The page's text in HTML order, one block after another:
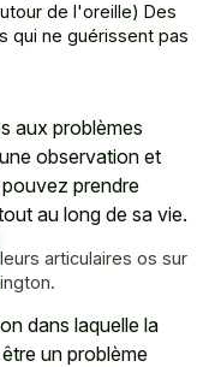
de l'oreille) Des
qui ne guérissent pas
aux problèmes
observation et
prendre
au long de sa vie.
articulaires os sur
dans laquelle la
un problème